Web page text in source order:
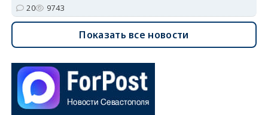
20 9743
Показать все новости